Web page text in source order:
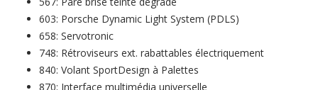
603: Porsche Dynamic Light System (PDLS)
658: Servotronic
748: Rétroviseurs ext. rabattables électriquement
840: Volant SportDesign à Palettes
870: Interface multimédia universelle